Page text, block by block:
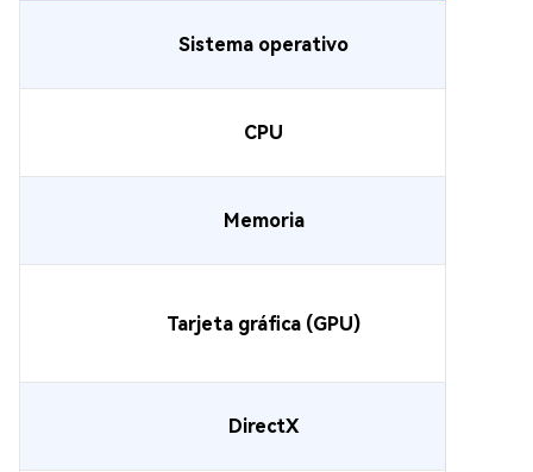
Sistema operativo
CPU
Memoria
Tarjeta gráfica (GPU)
DirectX